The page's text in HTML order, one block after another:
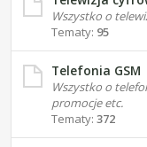
Wszystko o
Tematy: 95
Telefonia GSM
Wszystko o
promocje etc.
Tematy: 372